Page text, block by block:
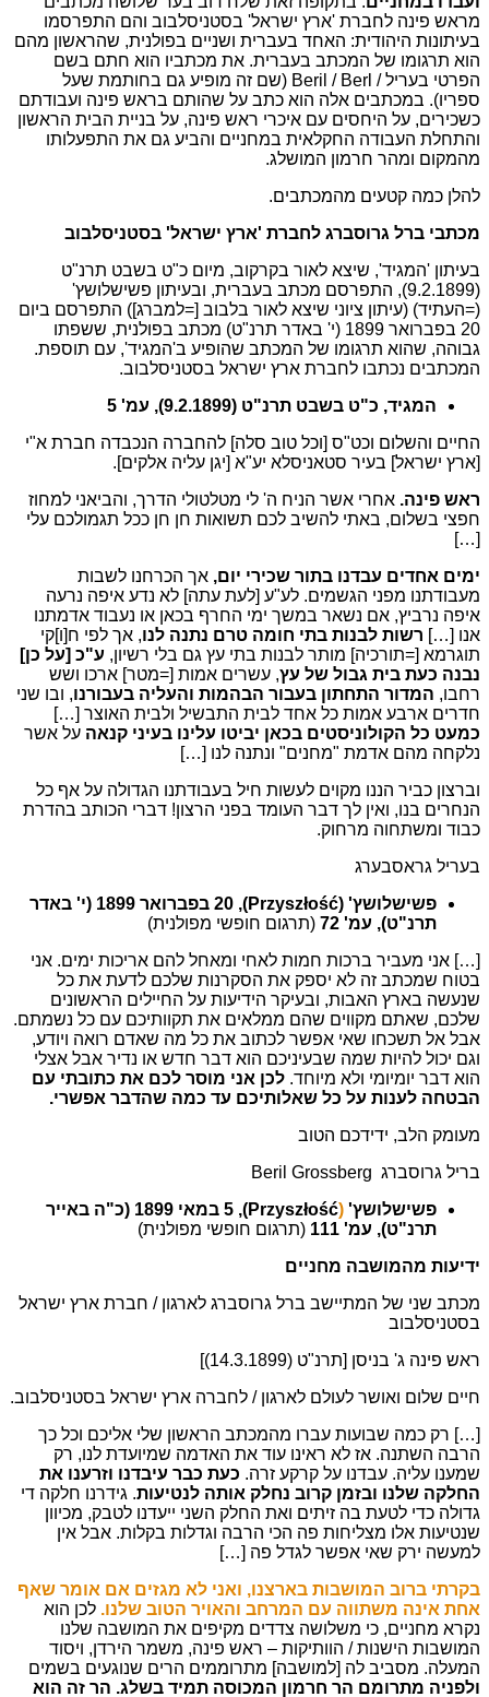
מראש פינה לחברת 'ארץ ישראל' בסטניסלבוב והם התפרסמו
בעיתונות היהודית: האחד בעברית ושניים בפולנית, שהראשון מהם
הוא תרגומו של המכתב בעברית. את מכתביו הוא חתם בשם
הפרטי בעריל / Beril / Berl (שם זה מופיע גם בחותמת שעל
ספריו). במכתבים אלה הוא כתב על שהותם בראש פינה ועבודתם
כשכירים, על היחסים עם איכרי ראש פינה, על בניית הבית הראשון
והתחלת העבודה החקלאית במחניים והביע גם את התפעלותו
מהמקום ומהר חרמון המושלג.
להלן כמה קטעים מהמכתבים.
מכתבי ברל גרוסברג לחברת 'ארץ ישראל' בסטניסלבוב
בעיתון 'המגיד', שיצא לאור בקרקוב, מיום כ"ט בשבט תרנ"ט
(9.2.1899), התפרסם מכתב בעברית, ובעיתון פשישלושץ'
(=העתיד) (עיתון ציוני שיצא לאור בלבוב [=למברג]) התפרסם ביום
20 בפברואר 1899 (י' באדר תרנ"ט) מכתב בפולנית, ששפתו
גבוהה, שהוא תרגומו של המכתב שהופיע ב'המגיד', עם תוספת.
המכתבים נכתבו לחברת ארץ ישראל בסטניסלבוב.
המגיד, כ"ט בשבט תרנ"ט (9.2.1899), עמ' 5
החיים והשלום וכט"ס [וכל טוב סלה] להחברה הנכבדה חברת א"י
[ארץ ישראל] בעיר סטאניסלא יע"א [יגן עליה אלקים].
ראש פינה. אחרי אשר הניח ה' לי מטלטולי הדרך, והביאני למחוז
חפצי בשלום, באתי להשיב לכם תשואות חן חן ככל תגמולכם עלי
[…]
ימים אחדים עבדנו בתור שכירי יום, אך הכרחנו לשבות
מעבודתנו מפני הגשמים. לע"ע [לעת עתה] לא נדע איפה נרעה
איפה נרביץ, אם נשאר במשך ימי החרף בכאן או נעבוד אדמתנו
אנו […] רשות לבנות בתי חומה טרם נתנה לנו, אך לפי ח[ו]קי
תוגרמא [=תורכיה] מותר לבנות בתי עץ גם בלי רשיון, ע"כ [על כן]
נבנה כעת בית גבול של עץ, עשרים אמות [=מטר] ארכו ושש
רחבו, המדור התחתון בעבור הבהמות והעליה בעבורנו, ובו שני
חדרים ארבע אמות כל אחד לבית התבשיל ולבית האוצר […]
כמעט כל הקולוניסטים בכאן יביטו עלינו בעיני קנאה על אשר
נלקחה מהם אדמת "מחנים" ונתנה לנו […]
וברצון כביר הננו מקוים לעשות חיל בעבודתנו הגדולה על אף כל
הנחרים בנו, ואין לך דבר העומד בפני הרצון! דברי הכותב בהדרת
כבוד ומשתחוה מרחוק.
בעריל גראסבערג
פשישלושץ' (Przyszłość), 20 בפברואר 1899 (י' באדר
תרנ"ט), עמ' 72
(תרגום חופשי מפולנית)
[…] אני מעביר ברכות חמות לאחי ומאחל להם אריכות ימים. אני
בטוח שמכתב זה לא יספק את הסקרנות שלכם לדעת את כל
שנעשה בארץ האבות, ובעיקר הידיעות על החיילים הראשונים
שלכם, שאתם מקווים שהם ממלאים את תקוותיכם עם כל נשמתם.
אבל אל תשכחו שאי אפשר לכתוב את כל מה שאדם רואה ויודע,
וגם יכול להיות שמה שבעיניכם הוא דבר חדש או נדיר אבל אצלי
הוא דבר יומיומי ולא מיוחד. לכן אני מוסר לכם את כתובתי עם
הבטחה לענות על כל שאלותיכם עד כמה שהדבר אפשרי.
מעומק הלב, ידידכם הטוב
בריל גרוסברג Beril Grossberg
פשישלושץ' (
Przyszłość), 5 במאי 1899 (כ"ה באייר
תרנ"ט), עמ' 111
(תרגום חופשי מפולנית)
ידיעות מהמושבה מחניים
מכתב שני של המתיישב ברל גרוסברג לארגון / חברת ארץ ישראל
בסטניסלבוב
ראש פינה ג' בניסן [תרנ"ט (14.3.1899)]
חיים שלום ואושר לעולם לארגון / לחברה ארץ ישראל בסטניסלבוב.
[…] רק כמה שבועות עברו מהמכתב הראשון שלי אליכם וכל כך
הרבה השתנה. אז לא ראינו עוד את האדמה שמיועדת לנו, רק
שמענו עליה. עבדנו על קרקע זרה. כעת כבר עיבדנו וזרענו את
החלקה שלנו ובזמן קרוב נחלק אותה לנטיעות. גידרנו חלקה די
גדולה כדי לטעת בה זיתים ואת החלק השני ייעדנו לטבק, מכיוון
שנטיעות אלו מצליחות פה הכי הרבה וגדלות בקלות. אבל אין
למעשה ירק שאי אפשר לגדל פה […]
בקרתי ברוב המושבות בארצנו, ואני לא מגזים אם אומר שאף
אחת אינה משתווה עם המרחב והאויר הטוב שלנו. לכן הוא
נקרא מחניים, כי משלושה צדדים מקיפים את המושבה שלנו
המושבות הישנות / הוותיקות – ראש פינה, משמר הירדן, ויסוד
המעלה. מסביב לה [למושבה] מתרוממים הרים שנוגעים בשמים
ולפניה מתרומם הר חרמון המכוסה תמיד בשלג. הר זה הוא